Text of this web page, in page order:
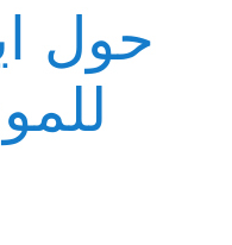
حول
NATATION
مسابقة